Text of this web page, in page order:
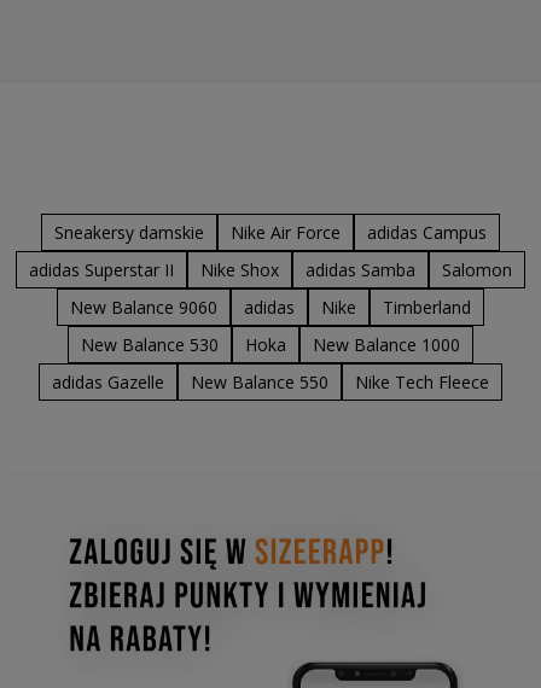
Sneakersy damskie Nike Air Force
adidas Campus
adidas Superstar II
Nike Shox adidas Samba
Salomon
New Balance 9060
adidas Nike
Timberland
New Balance 530
Hoka
New Balance 1000
adidas Gazelle
New Balance 550 Nike Tech Fleece